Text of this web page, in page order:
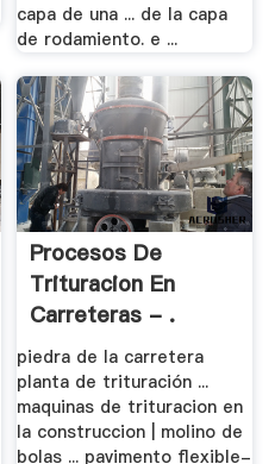
capa de una ... de la capa
de rodamiento. e ...
Procesos De
Trituracion En
Carreteras - .
piedra de la carretera
planta de trituración ...
maquinas de trituracion en
la construccion | molino de
bolas ... pavimento flexible-